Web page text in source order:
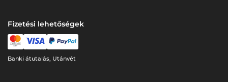
Fizetési lehetőségek
Banki átutalás, Utánvét